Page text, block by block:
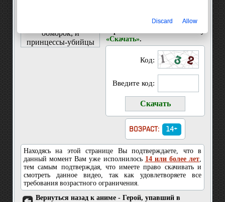
Введите код показанный на
«Скачать».
Код:
Введите код:
ВОЗРАСТ: 14+
Находясь на этой странице Вы подтверждаете, что в
данный момент Вам уже исполнилось 14 или более лет,
тем самым подтверждая, что имеете право скачивать и
смотреть данное видео, так как удовлетворяете все
требования возрастного ограничения.
Вернуться назад к аниме - Герой, упавший в
Discard Allow